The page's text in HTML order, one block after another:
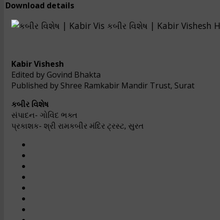
Download details
કબીર વિશેષ | Kabir Vishesh
Kabir Vishesh
Edited by Govind Bhakta
Published by Shree Ramkabir Mandir Trust, Surat
કબીર વિશેષ
સંપાદન- ગોવિંદ ભક્ત
પ્રકાશક- શ્રી રામકબીર મંદિર ટ્રસ્ટ, સુરત